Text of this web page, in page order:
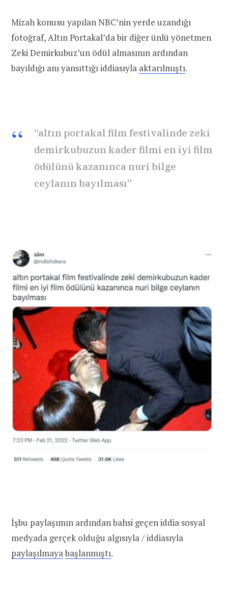
Mizah konusu yapılan NBC’nin yerde uzandığı
fotoğraf, Altın Portakal’da bir diğer ünlü yönetmen
Zeki Demirkubuz’un ödül almasının ardından
bayıldığı anı yansıttığı iddiasıyla aktarılmıştı.
“altın portakal film festivalinde zeki
demirkubuzun kader filmi en iyi film
ödülünü kazanınca nuri bilge
ceylanın bayılması”
İşbu paylaşımın ardından bahsi geçen iddia sosyal
medyada gerçek olduğu algısıyla / iddiasıyla
paylaşılmayabaşlanmıştı.